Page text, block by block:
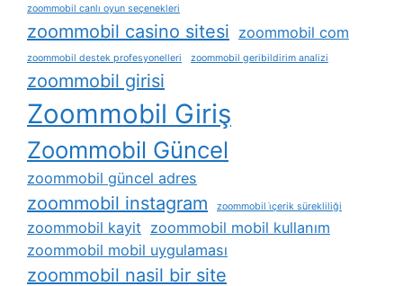
zoommobil canlı oyun seçenekleri
zoommobil casino sitesi zoommobil com
zoommobil destek profesyonelleri zoommobil geribildirim analizi
zoommobil girisi
Zoommobil Giriş
Zoommobil Güncel
zoommobil güncel adres
zoommobil instagram zoommobil i̇çerik sürekliliği
zoommobil kayit zoommobil mobil kullanım
zoommobil mobil uygulaması
zoommobil nasil bir site